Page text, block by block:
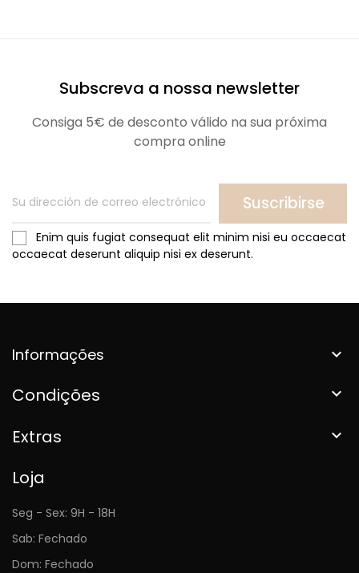
Subscreva a nossa newsletter
Consiga 5€ de desconto válido na sua próxima
compra online
Suscribirse
Enim quis fugiat consequat elit minim nisi eu occaecat
occaecat deserunt aliquip nisi ex deserunt.
Informações 
Condições 
Extras 
Loja
Seg - Sex: 9H - 18H
Sab: Fechado
Dom: Fechado